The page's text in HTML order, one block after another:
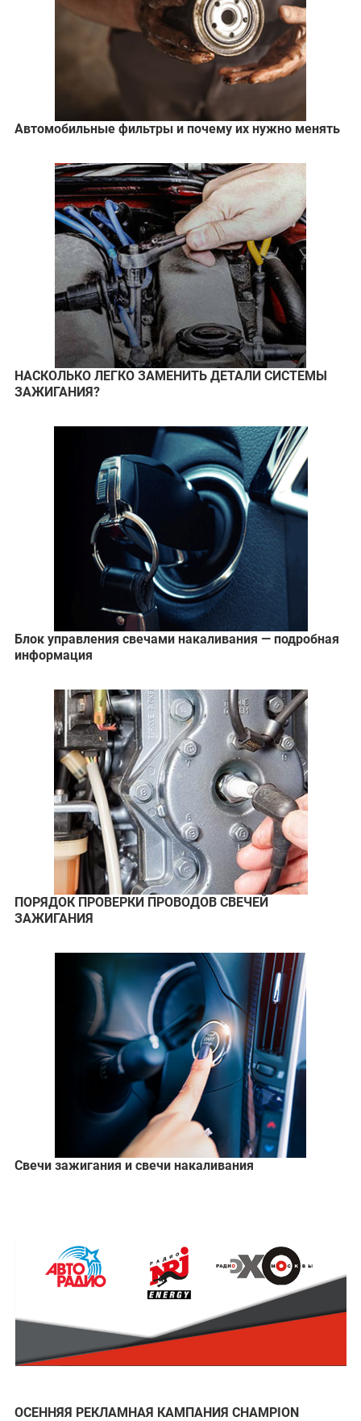
Автомобильные фильтры и почему их нужно менять
НАСКОЛЬКО ЛЕГКО ЗАМЕНИТЬ ДЕТАЛИ СИСТЕМЫ
ЗАЖИГАНИЯ?
Блок управления свечами накаливания — подробная
информация
ПОРЯДОК ПРОВЕРКИ ПРОВОДОВ СВЕЧЕЙ
ЗАЖИГАНИЯ
Свечи зажигания и свечи накаливания
ОСЕННЯЯ РЕКЛАМНАЯ КАМПАНИЯ CHAMPION